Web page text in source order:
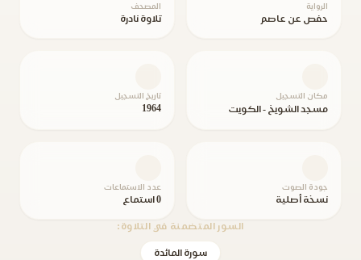
الرواية
حفص عن عاصم
المصحف
تلاوة نادرة
مكان التسجيل
مسجد الشويخ - الكويت
تاريخ التسجيل
1964
جودة الصوت
نسخة أصلية
عدد الاستماعات
0 استماع
السور المتضمنة في التلاوة:
سورة المائدة